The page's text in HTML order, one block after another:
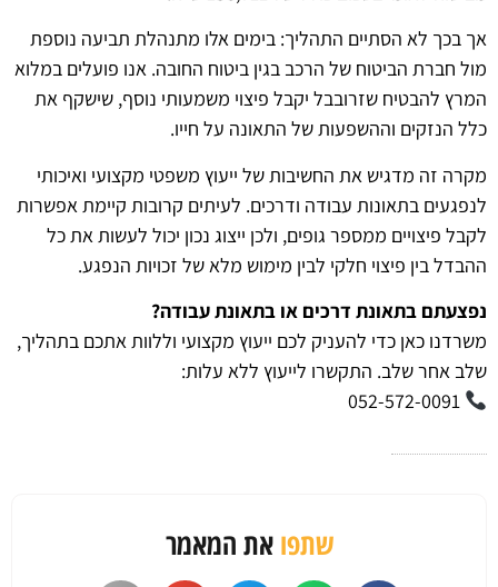
אך בכך לא הסתיים התהליך: בימים אלו מתנהלת תביעה נוספת
מול חברת הביטוח של הרכב בגין ביטוח החובה. אנו פועלים במלוא
המרץ להבטיח שזרובבל יקבל פיצוי משמעותי נוסף, שישקף את
כלל הנזקים וההשפעות של התאונה על חייו.
מקרה זה מדגיש את החשיבות של ייעוץ משפטי מקצועי ואיכותי
לנפגעים בתאונות עבודה ודרכים. לעיתים קרובות קיימת אפשרות
לקבל פיצויים ממספר גופים, ולכן ייצוג נכון יכול לעשות את כל
ההבדל בין פיצוי חלקי לבין מימוש מלא של זכויות הנפגע.
נפצעתם בתאונת דרכים או בתאונת עבודה?
משרדנו כאן כדי להעניק לכם ייעוץ מקצועי וללוות אתכם בתהליך,
שלב אחר שלב. התקשרו לייעוץ ללא עלות:
052-572-0091
שתפואת המאמר